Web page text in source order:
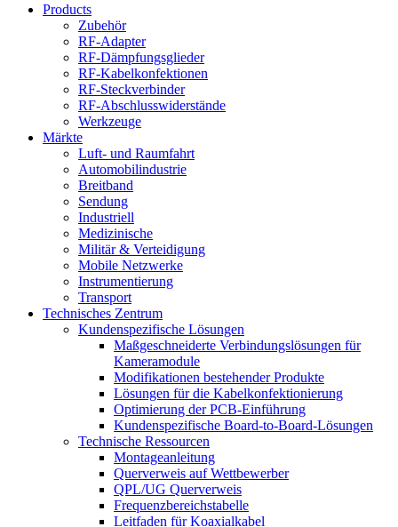
Products
Zubehör
RF-Adapter
RF-Dämpfungsglieder
RF-Kabelkonfektionen
RF-Steckverbinder
RF-Abschlusswiderstände
Werkzeuge
Märkte
Luft- und Raumfahrt
Automobilindustrie
Breitband
Sendung
Industriell
Medizinische
Militär & Verteidigung
Mobile Netzwerke
Instrumentierung
Transport
Technisches Zentrum
Kundenspezifische Lösungen
Maßgeschneiderte Verbindungslösungen für
Kameramodule
Modifikationen bestehender Produkte
Lösungen für die Kabelkonfektionierung
Optimierung der PCB-Einführung
Kundenspezifische Board-to-Board-Lösungen
Technische Ressourcen
Montageanleitung
Querverweis auf Wettbewerber
QPL/UG Querverweis
Frequenzbereichstabelle
Leitfaden für Koaxialkabel